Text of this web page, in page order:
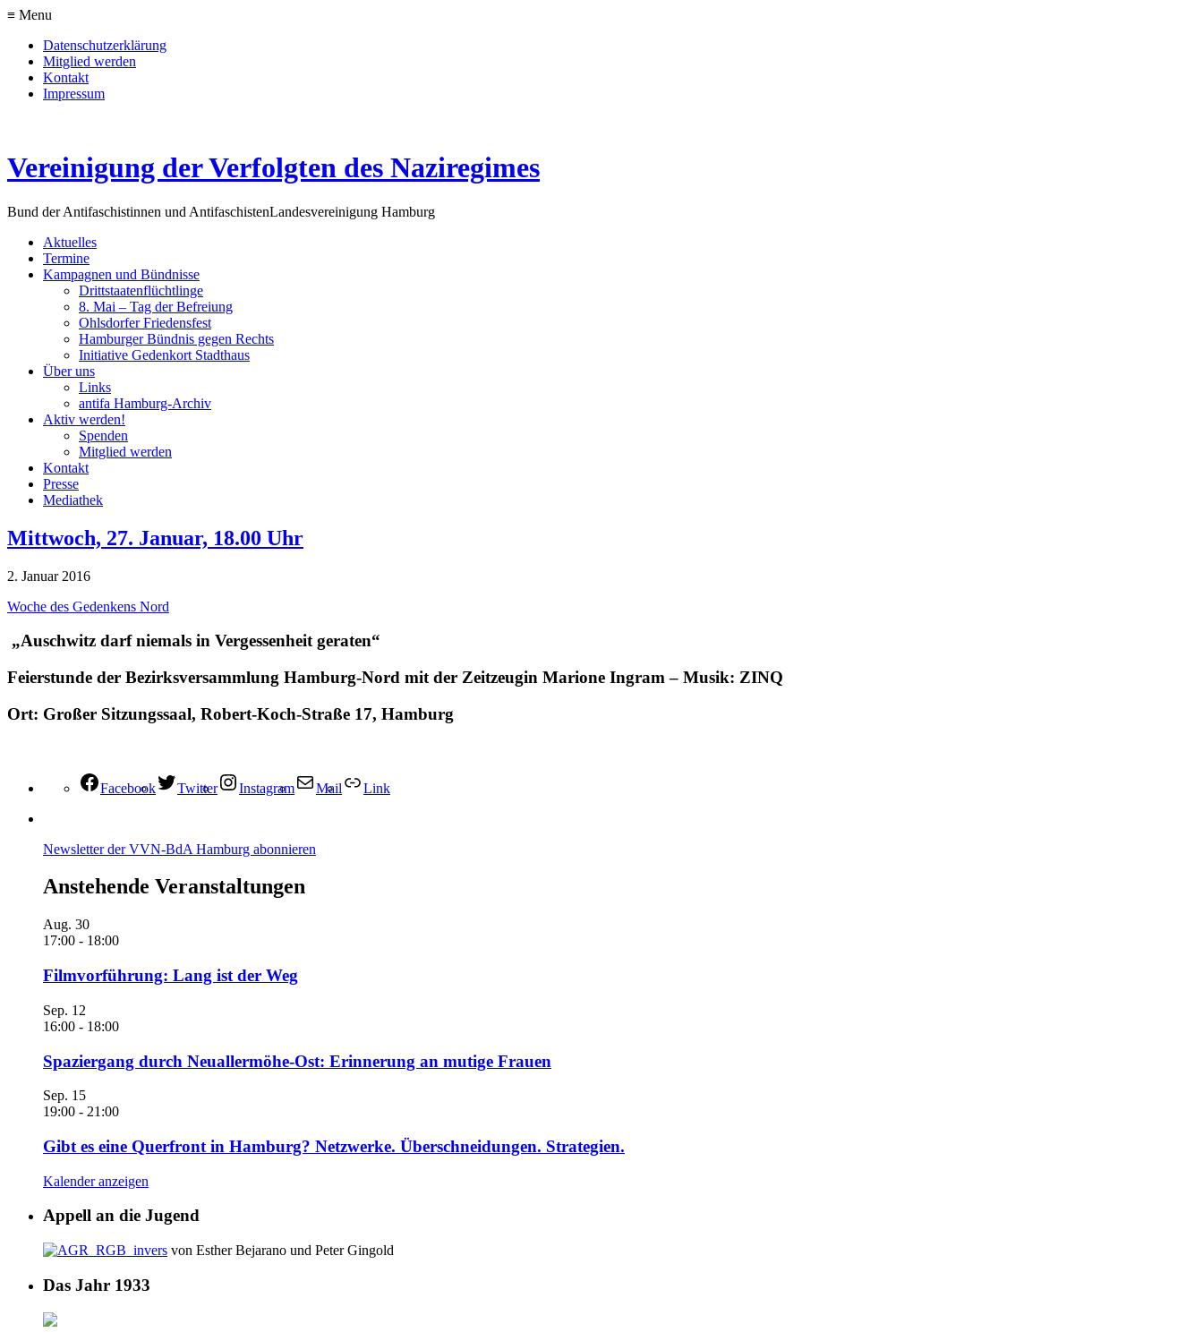
≡ Menu
Datenschutzerklärung
Mitglied werden
Kontakt
Impressum
Vereinigung der Verfolgten des Naziregimes
Bund der Antifaschistinnen und AntifaschistenLandesvereinigung Hamburg
Aktuelles
Termine
Kampagnen und Bündnisse
Drittstaatenflüchtlinge
8. Mai – Tag der Befreiung
Ohlsdorfer Friedensfest
Hamburger Bündnis gegen Rechts
Initiative Gedenkort Stadthaus
Über uns
Links
antifa Hamburg-Archiv
Aktiv werden!
Spenden
Mitglied werden
Kontakt
Presse
Mediathek
Mittwoch, 27. Januar, 18.00 Uhr
2. Januar 2016
Woche des Gedenkens Nord
„Auschwitz darf niemals in Vergessenheit geraten“
Feierstunde der Bezirksversammlung Hamburg-Nord mit der Zeitzeugin Marione Ingram – Musik: ZINQ
Ort: Großer Sitzungssaal, Robert-Koch-Straße 17, Hamburg
Facebook Twitter Instagram Mail Link
Newsletter der VVN-BdA Hamburg abonnieren
Anstehende Veranstaltungen
Aug. 30
17:00 - 18:00
Filmvorführung: Lang ist der Weg
Sep. 12
16:00 - 18:00
Spaziergang durch Neuallermöhe-Ost: Erinnerung an mutige Frauen
Sep. 15
19:00 - 21:00
Gibt es eine Querfront in Hamburg? Netzwerke. Überschneidungen. Strategien.
Kalender anzeigen
Appell an die Jugend
von Esther Bejarano und Peter Gingold
Das Jahr 1933